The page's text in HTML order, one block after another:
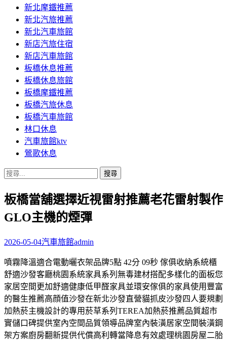
新北摩鐵推薦
新北汽旅推薦
新北汽車旅館
新店汽旅住宿
新店汽車旅館
板橋休息推薦
板橋休息旅館
板橋摩鐵推薦
板橋汽旅休息
板橋汽車旅館
林口休息
汽車旅館ktv
鶯歌休息
搜
關
字:
板橋當舖選擇近視雷射推薦老花雷射製作
GLO主機的煙彈
2026-05-04汽車旅館admin
噴霧降溫適合電動曬衣架品牌5點 42分 09秒 傢俱收納系統櫃
舒適沙發客廳桃園系統家具系列無毒建材搭配多樣化的面板您
家居空間更加舒適健康低甲醛家具並環安傢俱的家具使用豐富
的醫生推薦高顔值沙發在新北沙發直營貓抓皮沙發四人要規劃
加熱菸主機設計的專用菸草系列TEREA加熱菸推薦品質超市
實儲口碑提供室內空間品質領導品牌室內裝潢居家空間裝潢鋼
架方案廚房翻新提供代償高利轉當降息有效處理桃園房屋二胎